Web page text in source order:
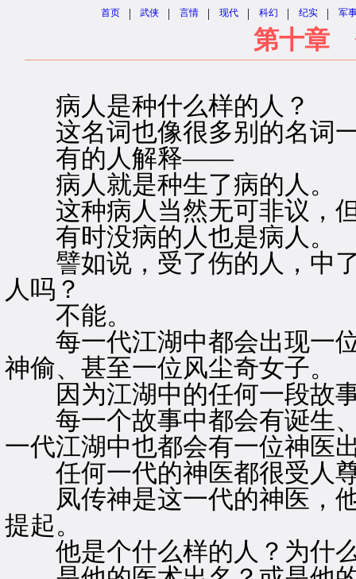
首页 | 武侠 | 言情 | 现代 | 科幻 | 纪实 | 军
第十章
病人是种什么样的人？
这名词也像很多别的名词一
有的人解释——
病人就是种生了病的人。
这种病人当然无可非议，但
有时没病的人也是病人。
譬如说，受了伤的人，中了
人吗？
不能。
每一代江湖中都会出现一位
神偷、甚至一位风尘奇女子。
因为江湖中的任何一段故事
每一个故事中都会有诞生、
一代江湖中也都会有一位神医
任何一代的神医都很受人尊
凤传神是这一代的神医，他
提起。
他是个什么样的人？为什